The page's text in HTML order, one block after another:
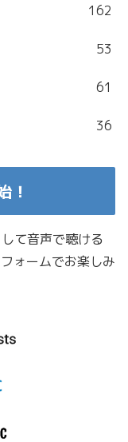
162
53
61
36
！
て音声で聴ける
ォームでお楽しみ